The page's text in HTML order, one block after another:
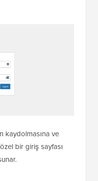
kaydolmasına ve
bir giriş sayfası